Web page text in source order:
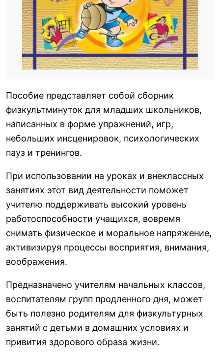
Пособие представляет собой сборник
физкультминуток для младших школьников,
написанных в форме упражнений, игр,
небольших инсценировок, психологических
пауз и тренингов.
При использовании на уроках и внеклассных
занятиях этот вид деятельности поможет
учителю поддерживать высокий уровень
работоспособности учащихся, вовремя
снимать физическое и моральное напряжение,
активизируя процессы восприятия, внимания,
воображения.
Предназначено учителям начальных классов,
воспитателям групп продленного дня, может
быть полезно родителям для физкультурных
занятий с детьми в домашних условиях и
привития здорового образа жизни.